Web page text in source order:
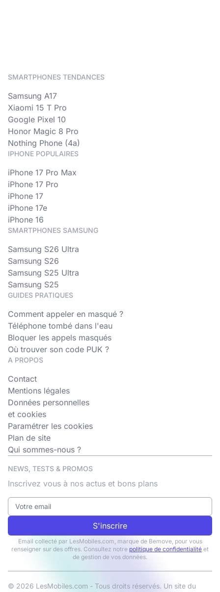
SMARTPHONES TENDANCES
Samsung A17
Xiaomi 15 T Pro
Google Pixel 10
Honor Magic 8 Pro
Nothing Phone (4a)
IPHONE POPULAIRES
iPhone 17 Pro Max
iPhone 17 Pro
iPhone 17
iPhone 17e
iPhone 16
SMARTPHONES SAMSUNG
Samsung S26 Ultra
Samsung S26
Samsung S25 Ultra
Samsung S25
GUIDES PRATIQUES
Comment appeler en masqué ?
Téléphone tombé dans l'eau
Bloquer les appels masqués
Où trouver son code PUK ?
A PROPOS
Contact
Mentions légales
Données personnelles
et cookies
Paramétrer les cookies
Plan de site
Qui sommes-nous ?
NEWS, TESTS & PROMOS
Inscrivez vous à nos actus et bons plans
S'inscrire
Email collecté par LesMobiles.com, marque de Bemove, pour vous
renseigner sur des offres. Consultez notre politique de confidentialité et
de gestion de vos données.
© 2026 LesMobiles.com - Tous droits réservés. Un site du